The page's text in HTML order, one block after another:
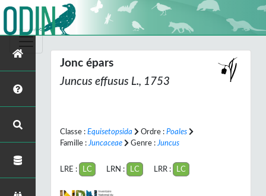
Jonc épars
Juncus effusus L., 1753
Classe : Equisetopsida Ordre : Poales
Famille : Juncaceae Genre : Juncus
LRE : LC LRN : LC LRR : LC